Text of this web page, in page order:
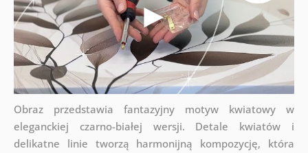
Obraz przedstawia fantazyjny motyw kwiatowy w
eleganckiej czarno-białej wersji. Detale kwiatów i
delikatne linie tworzą harmonijną kompozycję, która